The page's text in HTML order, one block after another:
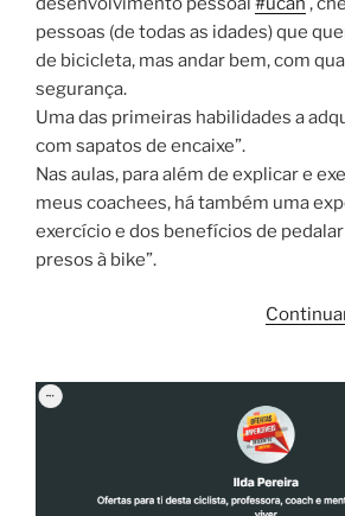
pessoas (de todas as idades) que
de bicicleta, mas andar bem, com
segurança.
Uma das primeiras habilidades a
com sapatos de encaixe”.
Nas aulas, para além de explicar e
meus coachees, há também uma
exercício e dos benefícios de pedalar
presos à bike”.